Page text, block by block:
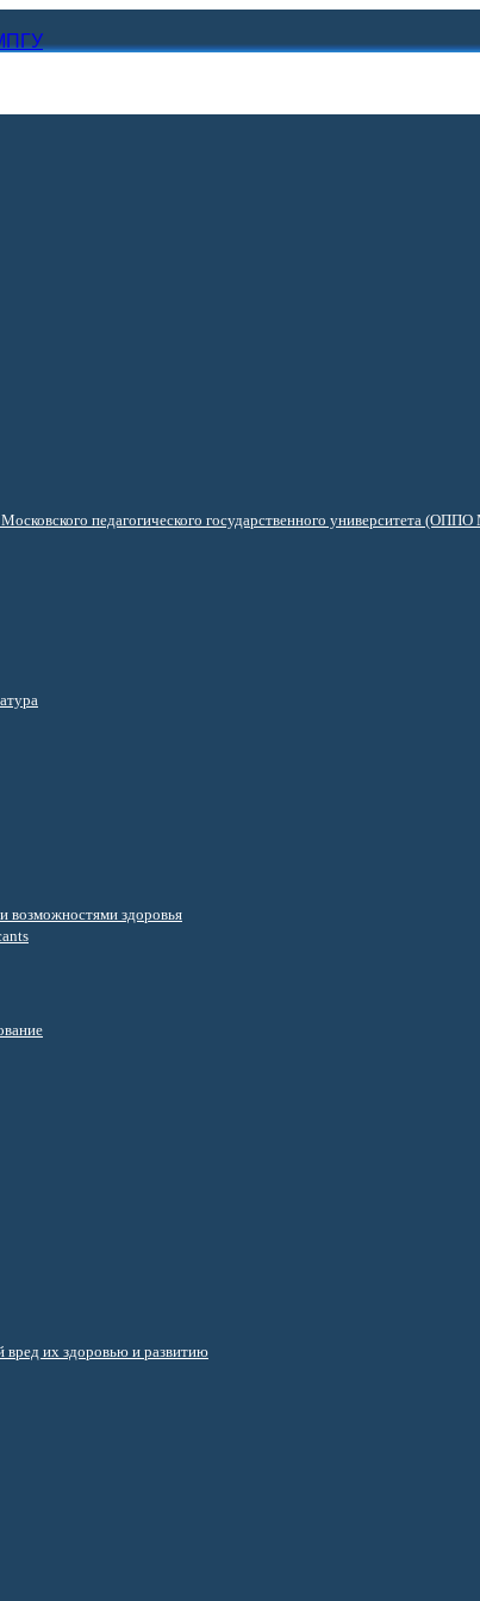
педагогического государственного университета
возможностями здоровья
их здоровью и развитию